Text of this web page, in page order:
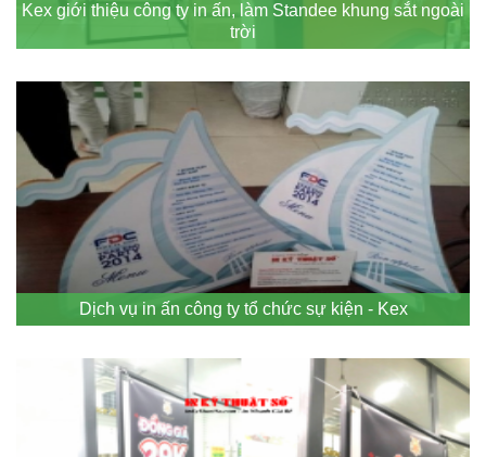
Kex giới thiệu công ty in ấn, làm Standee khung sắt ngoài
trời
Dịch vụ in ấn công ty tổ chức sự kiện - Kex